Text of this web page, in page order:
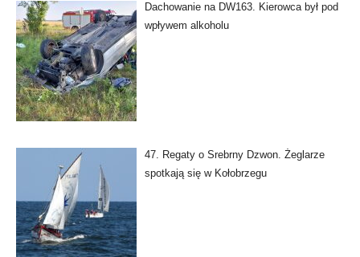
Dachowanie na DW163. Kierowca był pod
wpływem alkoholu
47. Regaty o Srebrny Dzwon. Żeglarze
spotkają się w Kołobrzegu